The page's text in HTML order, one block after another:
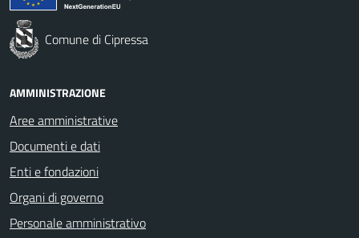
Comune di Cipressa
AMMINISTRAZIONE
Aree amministrative
Documenti e dati
Enti e fondazioni
Organi di governo
Personale amministrativo